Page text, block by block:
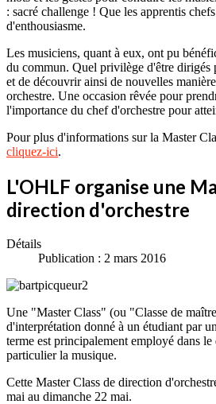
: sacré challenge ! Que les apprentis
d'enthousiasme.
Les musiciens, quant à eux, ont pu
du commun. Quel privilège d'être dirigés
et de découvrir ainsi de nouvelles
orchestre. Une occasion rêvée pour
l'importance du chef d'orchestre pour
Pour plus d'informations sur la Master
cliquez-ici.
L'OHLF organise une
direction d'orchestre
Détails
Publication : 2 mars 2016
Une "Master Class" (ou "Classe de
d'interprétation donné à un étudiant par
terme est principalement employé dans le
particulier la musique.
Cette Master Class de direction
mai au dimanche 22 mai.